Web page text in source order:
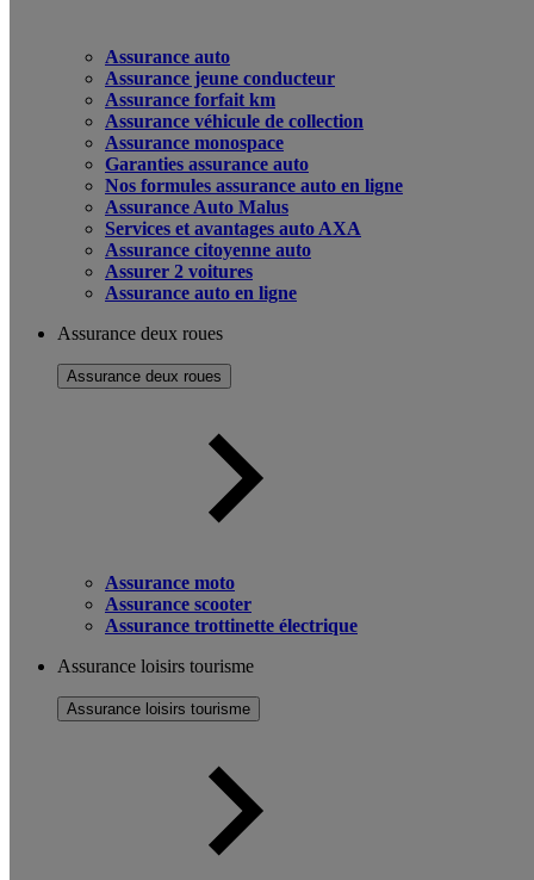
Assurance auto
Assurance jeune conducteur
Assurance forfait km
Assurance véhicule de collection
Assurance monospace
Garanties assurance auto
Nos formules assurance auto en ligne
Assurance Auto Malus
Services et avantages auto AXA
Assurance citoyenne auto
Assurer 2 voitures
Assurance auto en ligne
Assurance deux roues
Assurance deux roues
Assurance moto
Assurance scooter
Assurance trottinette électrique
Assurance loisirs tourisme
Assurance loisirs tourisme